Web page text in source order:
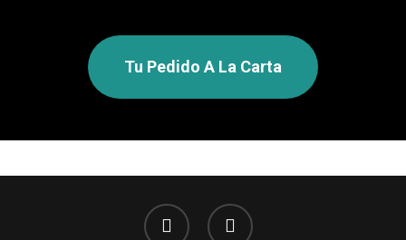
Tu Pedido A La Carta
facebook instagram